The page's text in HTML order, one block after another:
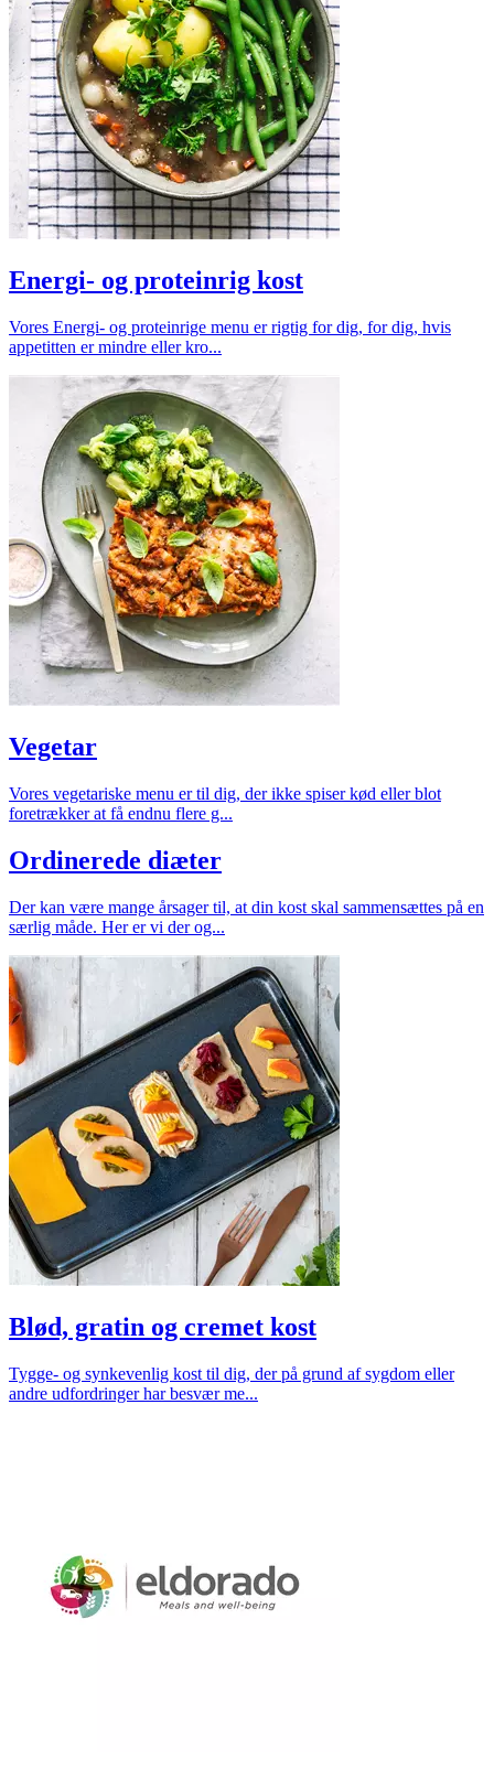
Energi- og proteinrig kost
Vores Energi- og proteinrige menu er rigtig for dig, for dig, hvis
appetitten er mindre eller kro...
Vegetar
Vores vegetariske menu er til dig, der ikke spiser kød eller blot
foretrækker at få endnu flere g...
Ordinerede diæter
Der kan være mange årsager til, at din kost skal sammensættes på en
særlig måde. Her er vi der og...
Blød, gratin og cremet kost
Tygge- og synkevenlig kost til dig, der på grund af sygdom eller
andre udfordringer har besvær me...